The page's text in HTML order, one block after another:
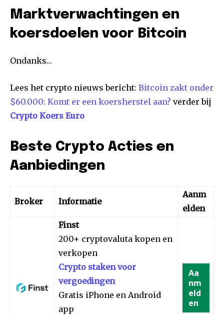
Marktverwachtingen en
koersdoelen voor Bitcoin
Ondanks…
Lees het crypto nieuws bericht: Bitcoin zakt onder
$60.000: Komt er een koersherstel aan? verder bij
Crypto Koers Euro
Beste Crypto Acties en
Aanbiedingen
Broker Informatie
Aanm
elden
Finst
200+ cryptovaluta kopen en
verkopen
Crypto staken voor
vergoedingen
Gratis iPhone en Android
app
Aa
nm
eld
en